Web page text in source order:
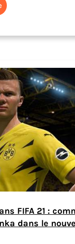
FIFA 21 :
dans le